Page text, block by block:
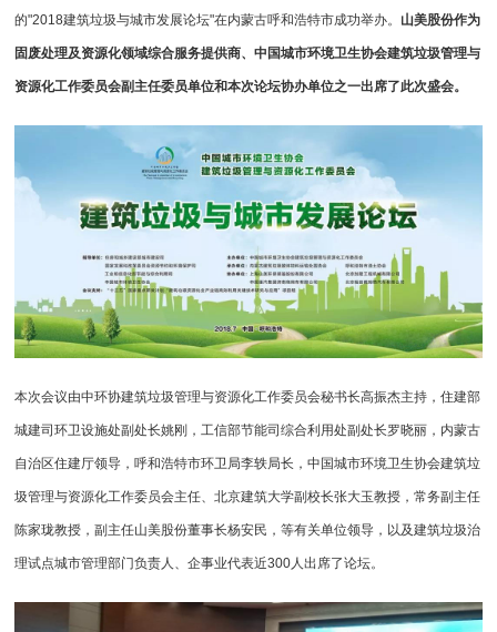
的"2018建筑垃圾与城市发展论坛"在内蒙古呼和浩特市成功举办。 山美股份作为
固废处理及资源化领域综合服务提供商、中国城市环境卫生协会建筑垃圾管理与
资源化工作委员会副主任委员单位和本次论坛协办单位之一出席了此次盛会。
本次会议由中环协建筑垃圾管理与资源化工作委员会秘书长高振杰主持，住建部
城建司环卫设施处副处长姚刚，工信部节能司综合利用处副处长罗晓丽，内蒙古
自治区住建厅领导，呼和浩特市环卫局李轶局长，中国城市环境卫生协会建筑垃
圾管理与资源化工作委员会主任、北京建筑大学副校长张大玉教授，常务副主任
陈家珑教授，副主任山美股份董事长杨安民，等有关单位领导，以及建筑垃圾治
理试点城市管理部门负责人、企事业代表近300人出席了论坛。